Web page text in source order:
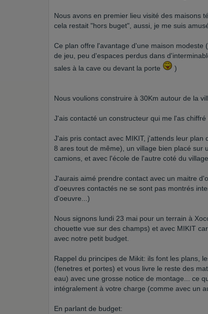
Nous avons en premier lieu visité des maisons
cela restait "hors buget", aussi, je me suis
Ce plan offre l'avantage d'une maison modeste
de jeu, peu d'espaces perdus dans
sales à la cave ou devant la porte
)
Nous voulions construire à 30Km autour de la
J'ais contacté un constructeur qui me l'as
J'ais pris contact avec MIKIT, j'attends leur
8 ares tout de même), un village bien placé sur
camions, et avec l'école de l'autre coté du
J'aurais aimé prendre contact avec un maitre
d'oeuvres contactés ne se sont pas montrés
d'oeuvre...)
Nous signons lundi 23 mai pour un terrain à
chouette vue sur des champs) et avec MIKIT
avec notre petit budget.
Rappel du principes de Mikit: ils font les plans,
(fenetres et portes) et vous livre le reste des
eau) avec une grosse notice de montage... ce
intégralement à votre charge (comme avec un
En parlant de budget: